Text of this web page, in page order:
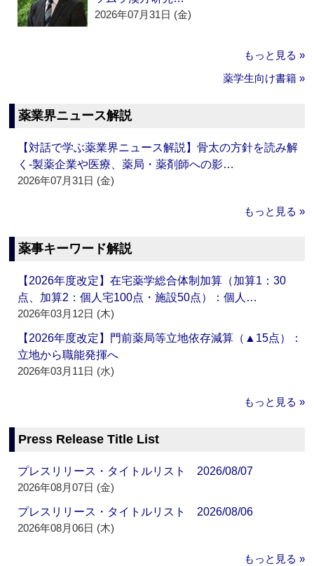
2026年07月31日 (金)
もっと見る »
薬学生向け書籍 »
薬業界ニュース解説
【対話で学ぶ薬業界ニュース解説】骨太の方針を読み解
く‐製薬企業や医療、薬局・薬剤師への影…
2026年07月31日 (金)
もっと見る »
薬事キーワード解説
【2026年度改定】在宅薬学総合体制加算（加算1：30
点、加算2：個人宅100点・施設50点）：個人…
2026年03月12日 (木)
【2026年度改定】門前薬局等立地依存減算（▲15点）：
立地から職能発揮へ
2026年03月11日 (水)
もっと見る »
Press Release Title List
プレスリリース・タイトルリスト 2026/08/07
2026年08月07日 (金)
プレスリリース・タイトルリスト 2026/08/06
2026年08月06日 (木)
もっと見る »